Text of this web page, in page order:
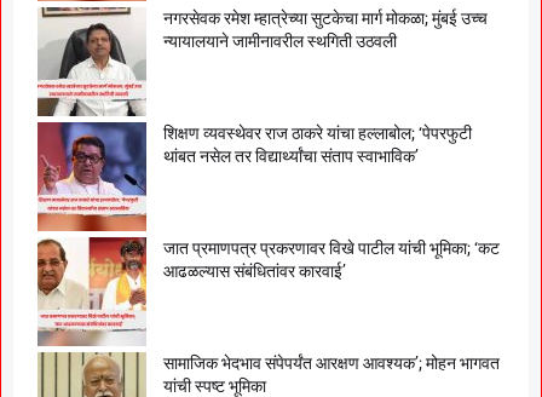
नगरसेवक रमेश म्हात्रेच्या सुटकेचा मार्ग मोकळा; मुंबई उच्च
न्यायालयाने जामीनावरील स्थगिती उठवली
शिक्षण व्यवस्थेवर राज ठाकरे यांचा हल्लाबोल; ‘पेपरफुटी
थांबत नसेल तर विद्यार्थ्यांचा संताप स्वाभाविक’
जात प्रमाणपत्र प्रकरणावर विखे पाटील यांची भूमिका; ‘कट
आढळल्यास संबंधितांवर कारवाई’
सामाजिक भेदभाव संपेपर्यंत आरक्षण आवश्यक’; मोहन भागवत
यांची स्पष्ट भूमिका